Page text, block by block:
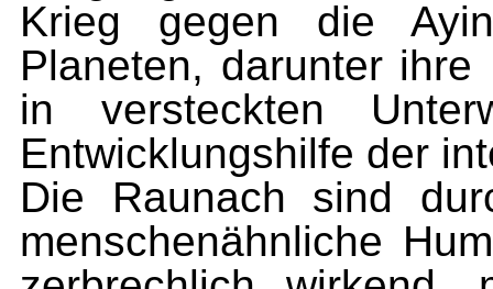
Krieg gegen die
Planeten, darunter
in versteckten
Entwicklungshilfe der
Die Raunach sind
menschenähnliche